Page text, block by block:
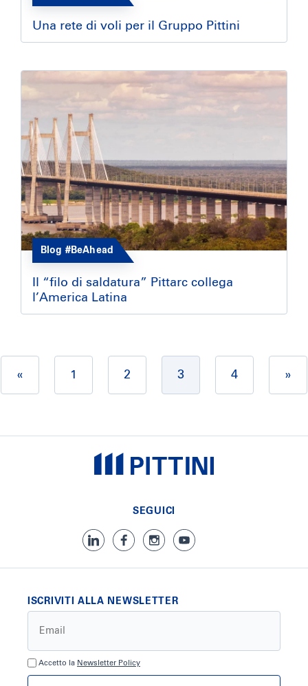
Una rete di voli per il Gruppo Pittini
Blog #BeAhead
Il “filo di saldatura” Pittarc collega
l’America Latina
« 1 2 3 4 »
SEGUICI
ISCRIVITI ALLA NEWSLETTER
Accetto la Newsletter Policy